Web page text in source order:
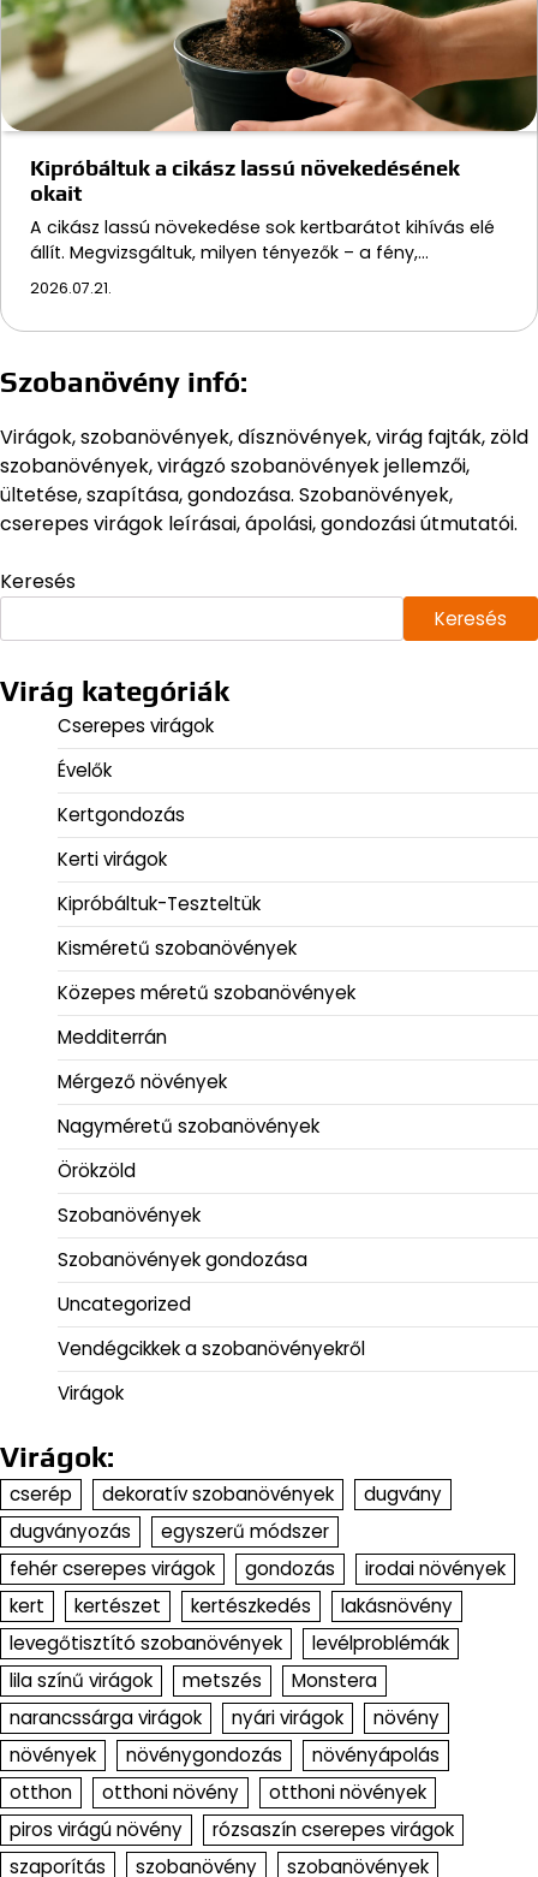
Kipróbáltuk a cikász lassú növekedésének
okait
A cikász lassú növekedése sok kertbarátot kihívás elé
állít. Megvizsgáltuk, milyen tényezők – a fény,…
2026.07.21.
Szobanövény infó:
Virágok, szobanövények, dísznövények, virág fajták, zöld
szobanövények, virágzó szobanövények jellemzői,
ültetése, szapítása, gondozása. Szobanövények,
cserepes virágok leírásai, ápolási, gondozási útmutatói.
Keresés
Keresés
Virág kategóriák
Cserepes virágok
Évelők
Kertgondozás
Kerti virágok
Kipróbáltuk-Teszteltük
Kisméretű szobanövények
Közepes méretű szobanövények
Medditerrán
Mérgező növények
Nagyméretű szobanövények
Örökzöld
Szobanövények
Szobanövények gondozása
Uncategorized
Vendégcikkek a szobanövényekről
Virágok
Virágok:
cserép dekoratív szobanövények
dugvány
dugványozás
egyszerű módszer
fehér cserepes virágok
gondozás
irodai növények
kert
kertészet kertészkedés
lakásnövény
levegőtisztító szobanövények
levélproblémák
lila színű virágok
metszés
Monstera
narancssárga virágok
nyári virágok
növény
növények
növénygondozás
növényápolás
otthon
otthoni növény
otthoni növények
piros virágú növény
rózsaszín cserepes virágok
szaporítás
szobanövény szobanövények